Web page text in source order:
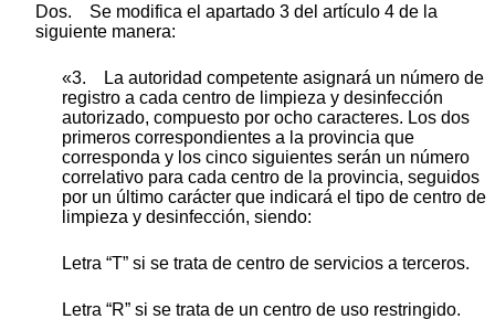
Dos. Se modifica el apartado 3 del artículo 4 de la
siguiente manera:
«3. La autoridad competente asignará un número de
registro a cada centro de limpieza y desinfección
autorizado, compuesto por ocho caracteres. Los dos
primeros correspondientes a la provincia que
corresponda y los cinco siguientes serán un número
correlativo para cada centro de la provincia, seguidos
por un último carácter que indicará el tipo de centro de
limpieza y desinfección, siendo:
Letra “T” si se trata de centro de servicios a terceros.
Letra “R” si se trata de un centro de uso restringido.